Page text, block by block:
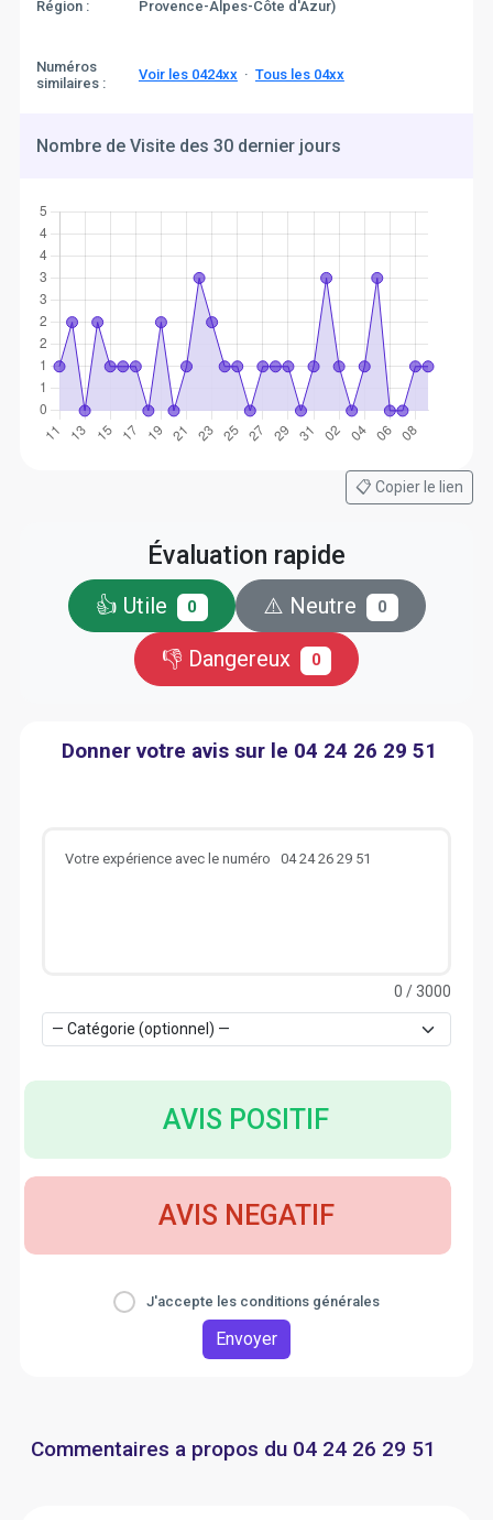
Région :
Provence-Alpes-Côte d'Azur)
Numéros
similaires :
Voir les 0424xx· Tous les 04xx
Nombre de Visite des 30 dernier jours
📋 Copier le lien
Évaluation rapide
👍 Utile 0 ⚠️ Neutre 0
👎 Dangereux 0
Donner votre avis sur le 04 24 26 29 51
0 / 3000
AVIS POSITIF
AVIS NEGATIF
J'accepte les conditions générales
Envoyer
Commentaires a propos du 04 24 26 29 51